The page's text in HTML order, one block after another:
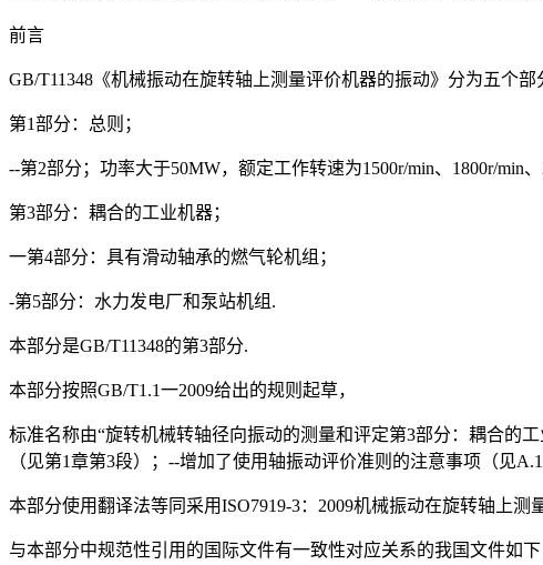
前言
GB/T11348《机械振动在旋转轴上测量评价机器的振动》分为五个部
第1部分：总则；
--第2部分；功率大于50MW，额定工作转速为1500r/min、1800r/min
第3部分：耦合的工业机器；
一第4部分：具有滑动轴承的燃气轮机组；
-第5部分：水力发电厂和泵站机组.
本部分是GB/T11348的第3部分.
本部分按照GB/T1.1一2009给出的规则起草，
标准名称由“旋转机械转轴径向振动的测量和评定第3部分：耦合的
（见第1章第3段）；--增加了使用轴振动评价准则的注意事项（见A.1
本部分使用翻译法等同采用ISO7919-3：2009机械振动在旋转轴上
与本部分中规范性引用的国际文件有一致性对应关系的我国文件如下